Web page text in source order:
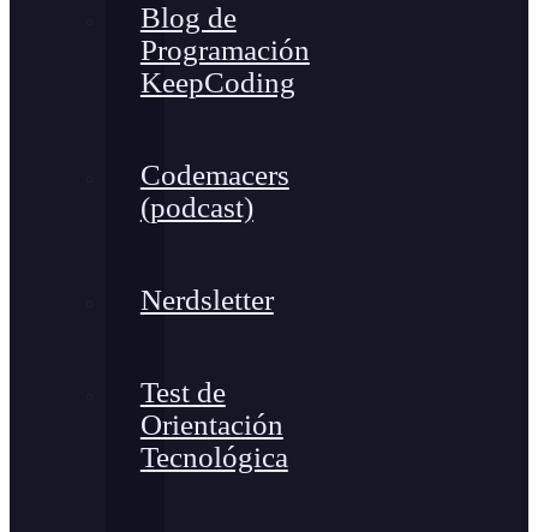
Blog de
Programación
KeepCoding
Codemacers
(podcast)
Nerdsletter
Test de
Orientación
Tecnológica